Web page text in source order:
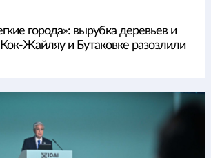
города»: вырубка деревьев и
Жайляу и Бутаковке разозлили